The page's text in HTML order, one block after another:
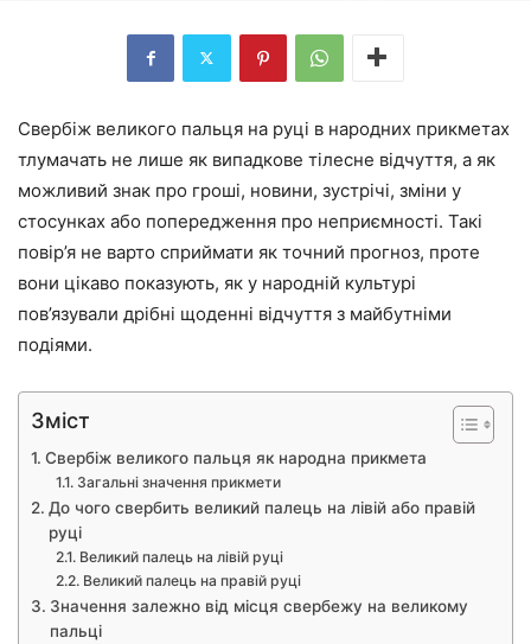
Свербіж великого пальця на руці в народних прикметах
тлумачать не лише як випадкове тілесне відчуття, а як
можливий знак про гроші, новини, зустрічі, зміни у
стосунках або попередження про неприємності. Такі
повір’я не варто сприймати як точний прогноз, проте
вони цікаво показують, як у народній культурі
пов’язували дрібні щоденні відчуття з майбутніми
подіями.
Зміст
Свербіж великого пальця як народна прикмета
Загальні значення прикмети
До чого свербить великий палець на лівій або правій
руці
Великий палець на лівій руці
Великий палець на правій руці
Значення залежно від місця свербежу на великому
пальці